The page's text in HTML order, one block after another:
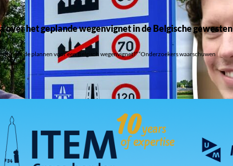
over het geplande wegenvignet in de Belgische gewesten
onder de plannen voor een Belgisch wegenvignet?” “Onderzoekers waarschuwen